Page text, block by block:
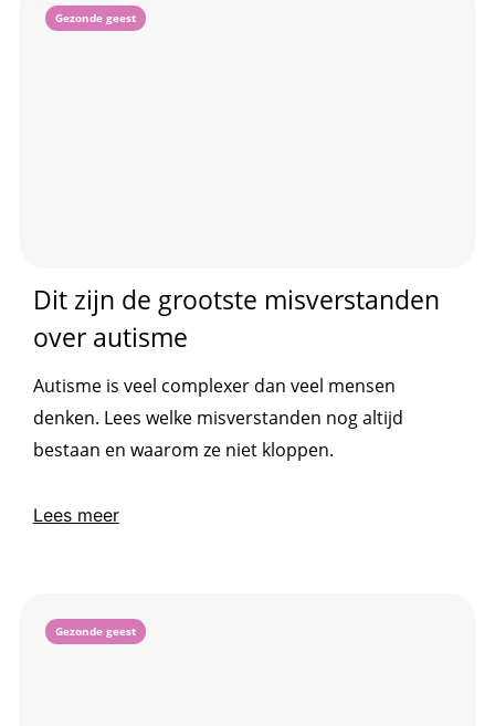
Gezonde geest
Dit zijn de grootste misverstanden
over autisme
Autisme is veel complexer dan veel mensen
denken. Lees welke misverstanden nog altijd
bestaan en waarom ze niet kloppen.
Lees meer
Gezonde geest